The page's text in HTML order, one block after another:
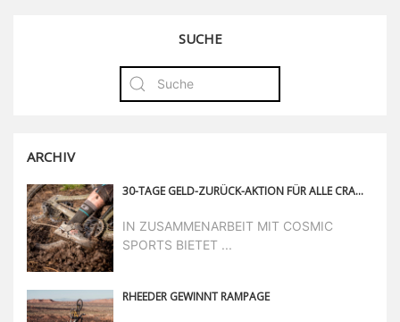
SUCHE
ARCHIV
30-TAGE GELD-ZURÜCK-AKTION FÜR ALLE CRANKBROTHERS SYNTHESIS LAUFRAD-MODELLE
IN ZUSAMMENARBEIT MIT COSMIC
SPORTS BIETET ...
RHEEDER GEWINNT RAMPAGE